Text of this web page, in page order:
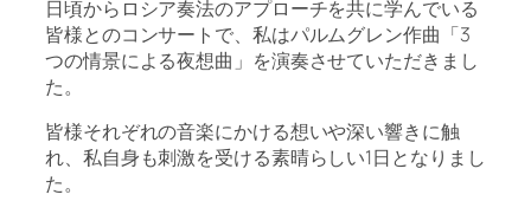
日頃からロシア奏法のアプローチを共に学んでいる
皆様とのコンサートで、私はパルムグレン作曲「3
つの情景による夜想曲」を演奏させていただきまし
た。
皆様それぞれの音楽にかける想いや深い響きに触
れ、私自身も刺激を受ける素晴らしい1日となりまし
た。